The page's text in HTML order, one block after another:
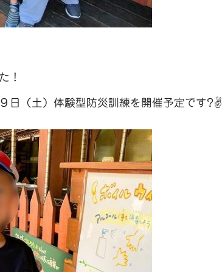
！
日（土）体験型防災訓練を開催予定です?✌